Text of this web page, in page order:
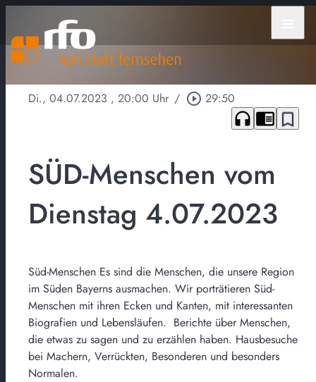
Di., 04.07.2023 , 20:00 Uhr / play_circle_outline 29:50
headphones chrome_reader_mode bookmark_border
SÜD-Menschen vom
Dienstag 4.07.2023
Süd-Menschen Es sind die Menschen, die unsere Region
im Süden Bayerns ausmachen. Wir porträtieren Süd-
Menschen mit ihren Ecken und Kanten, mit interessanten
Biografien und Lebensläufen. Berichte über Menschen,
die etwas zu sagen und zu erzählen haben. Hausbesuche
bei Machern, Verrückten, Besonderen und besonders
Normalen.